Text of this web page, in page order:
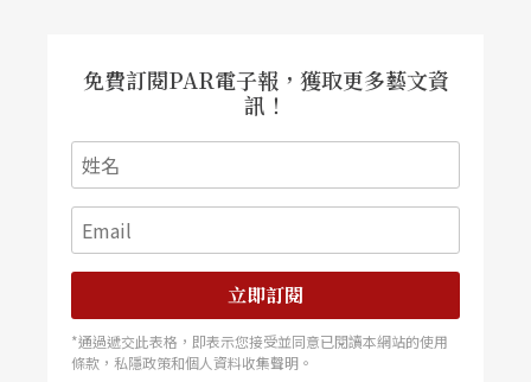
我個人沒齒難忘的經驗；不過，我之所以對巴赫的
《無伴奏組曲》如此執著，當然不只是一次大師課
所致；事實上，卡薩爾斯的錄音對我的影響大於那
次會面。我十多歲就開始練這些組曲，隨時年歲增
長，我發現自己逐漸能夠領略大師的詮釋。就在我
再次灌錄巴赫組曲之前，我又把卡薩爾斯的錄音拿
出來聽；那時我才驚覺自己一直以來，對巴赫組曲
的詮釋、甚至對巴赫的音樂的想法，竟受到卡薩爾
免費訂閱PAR電子報，獲取更多藝文資
訊！
立即訂閱
*通過遞交此表格，即表示您接受並同意已閱讀本網站的使用
條款，私隱政策和個人資料收集聲明。